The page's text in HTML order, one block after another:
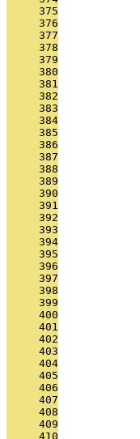
     375
     376
     377
     378
     379
     380
     381
     382
     383
     384
     385
     386
     387
     388
     389
     390
     391
     392
     393
     394
     395
     396
     397
     398
     399
     400
     401
     402
     403
     404
     405
     406
     407
     408
     409
     410